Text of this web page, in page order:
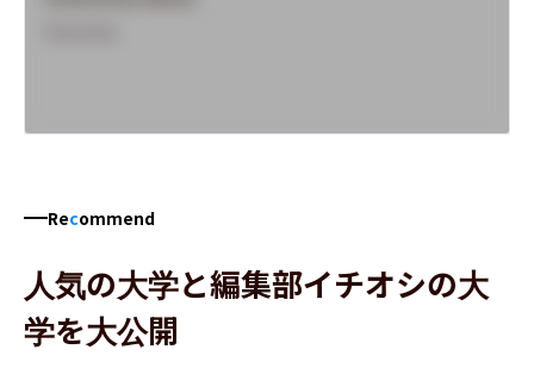
Recommend
人気の大学と編集部イチオシの大
学を大公開